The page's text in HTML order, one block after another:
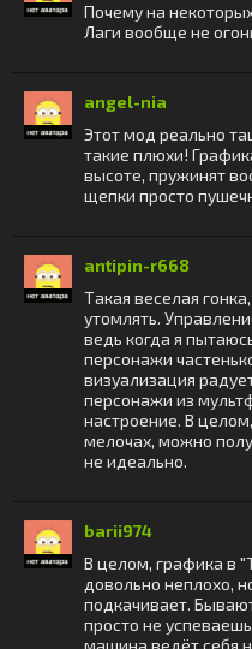
Почему на
Лаги вообще не
angel-nia
Этот мод реально
такие плюхи!
высоте, пружинят
щепки просто
antipin-r668
Такая веселая
утомлять.
ведь когда я
персонажи
визуализация
персонажи из
настроение. В
мелочах, можно
не идеально.
barii974
В целом, графика в
довольно неплохо,
подкачивает.
просто не
машина ведёт себя